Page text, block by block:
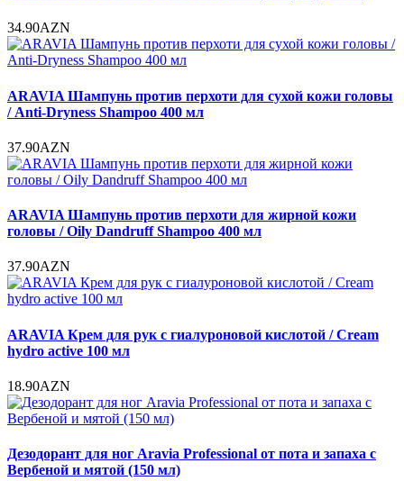
34.90AZN
ARAVIA Шампунь против перхоти для сухой кожи головы
/ Anti-Dryness Shampoo 400 мл
37.90AZN
ARAVIA Шампунь против перхоти для жирной кожи
головы / Oily Dandruff Shampoo 400 мл
37.90AZN
ARAVIA Крем для рук с гиалуроновой кислотой / Cream
hydro active 100 мл
18.90AZN
Дезодорант для ног Aravia Professional от пота и запаха с
Вербеной и мятой (150 мл)